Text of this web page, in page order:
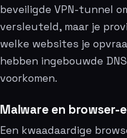
beveiligde VPN-tunnel
versleuteld, maar je
welke websites je
hebben ingebouwde
voorkomen.
Malware en browser-
Een kwaadaardige